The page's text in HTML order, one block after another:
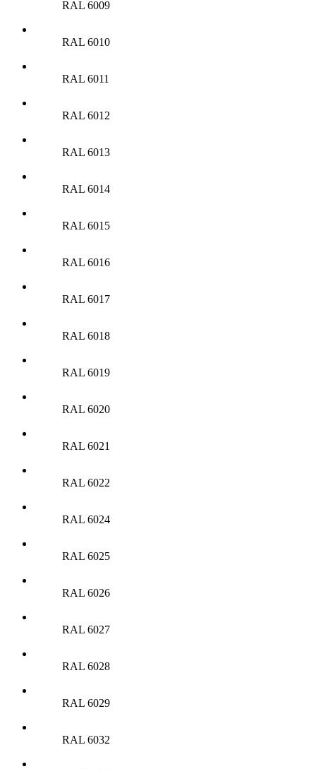
RAL 6009
RAL 6010
RAL 6011
RAL 6012
RAL 6013
RAL 6014
RAL 6015
RAL 6016
RAL 6017
RAL 6018
RAL 6019
RAL 6020
RAL 6021
RAL 6022
RAL 6024
RAL 6025
RAL 6026
RAL 6027
RAL 6028
RAL 6029
RAL 6032